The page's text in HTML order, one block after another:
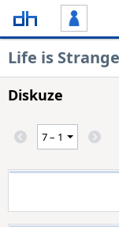
Life is
Diskuze